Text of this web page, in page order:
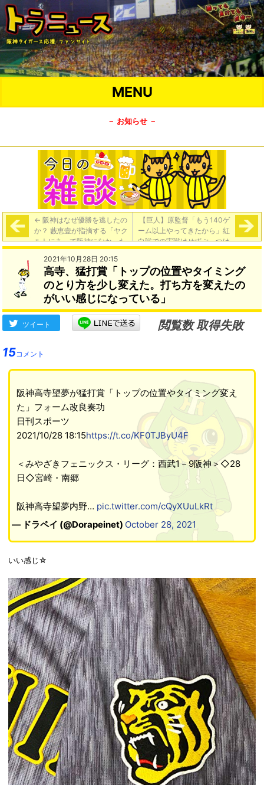
MENU
－ お知らせ －
← 阪神はなぜ優勝を逃したの
か？ 藪恵壹が指摘する「ヤク
ルトにあって阪神になかった
もの」【Number Web】
【巨人】原監督「もう140ゲ
ーム以上やってきたから」紅
白戦での実戦はせずぶっつけ
でＣＳへ向かう【中日スポー
2021年10月28日 20:15
高寺、猛打賞「トップの位置やタイミング
のとり方を少し変えた。打ち方を変えたの
がいい感じになっている」
ツイート
閲覧数 取得失敗
15コメント
阪神高寺望夢が猛打賞「トップの位置やタイミング変え
た」フォーム改良奏功
日刊スポーツ
2021/10/28 18:15https://t.co/KF0TJByU4F
＜みやざきフェニックス・リーグ：西武1－9阪神＞◇28
日◇宮崎・南郷
阪神高寺望夢内野… pic.twitter.com/cQyXUuLkRt
— ドラペイ (@Dorapeinet) October 28, 2021
いい感じ☆